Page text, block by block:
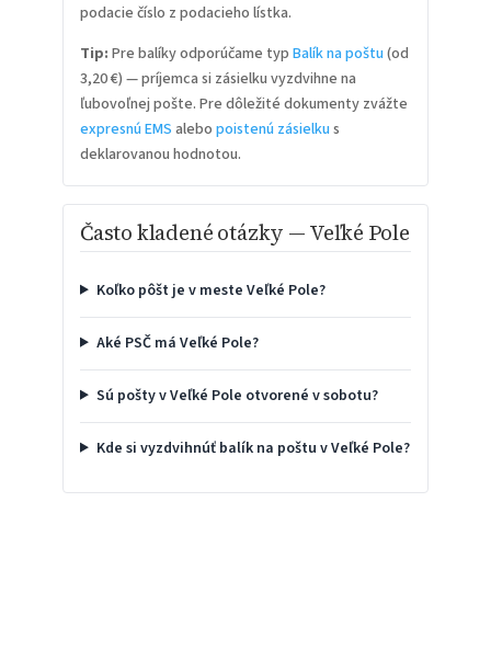
podacie číslo z podacieho lístka.
Tip: Pre balíky odporúčame typ Balík na poštu (od
3,20 €) — príjemca si zásielku vyzdvihne na
ľubovoľnej pošte. Pre dôležité dokumenty zvážte
expresnú EMS alebo poistenú zásielku s
deklarovanou hodnotou.
Často kladené otázky — Veľké Pole
Koľko pôšt je v meste Veľké Pole?
Aké PSČ má Veľké Pole?
Sú pošty v Veľké Pole otvorené v sobotu?
Kde si vyzdvihnúť balík na poštu v Veľké Pole?